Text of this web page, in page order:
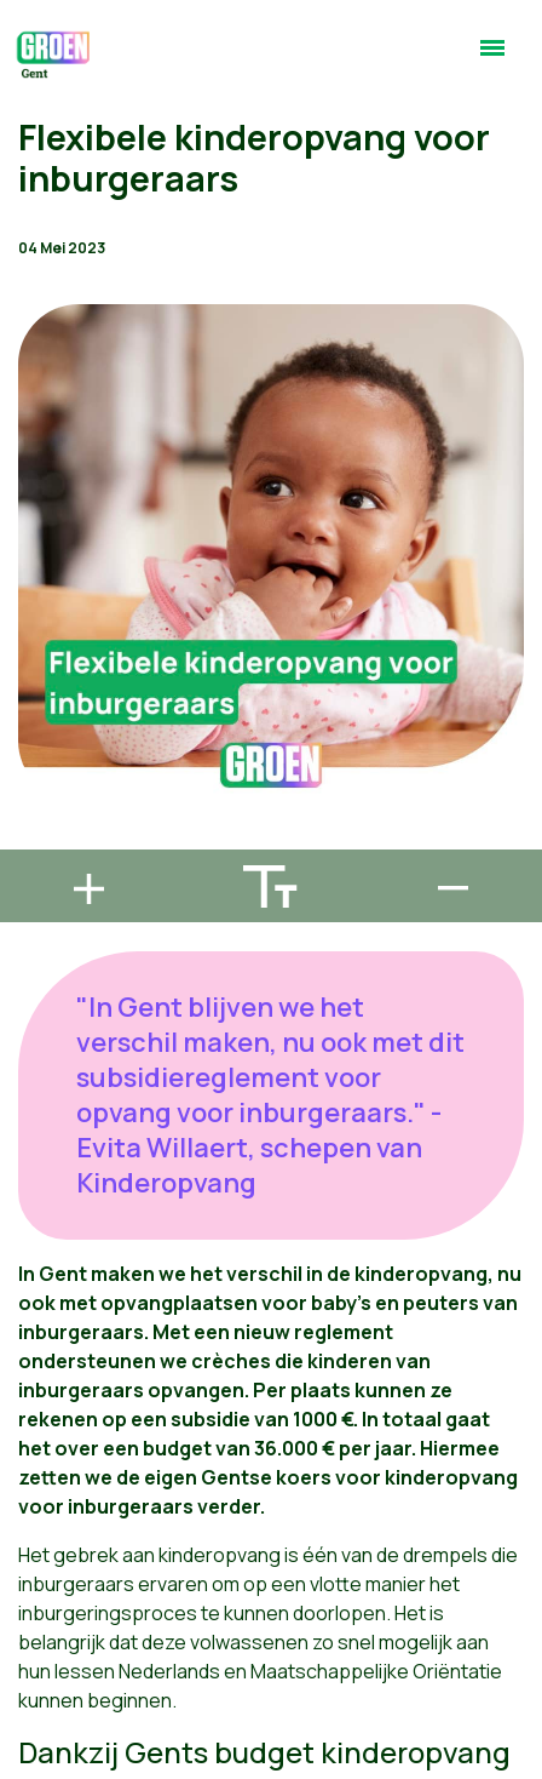
Flexibele kinderopvang voor
inburgeraars
04 Mei 2023
"In Gent blijven we het
verschil maken, nu ook met dit
subsidiereglement voor
opvang voor inburgeraars." -
Evita Willaert, schepen van
Kinderopvang
In Gent maken we het verschil in de kinderopvang, nu
ook met opvangplaatsen voor baby’s en peuters van
inburgeraars. Met een nieuw reglement
ondersteunen we crèches die kinderen van
inburgeraars opvangen. Per plaats kunnen ze
rekenen op een subsidie van 1000 €. In totaal gaat
het over een budget van 36.000 € per jaar. Hiermee
zetten we de eigen Gentse koers voor kinderopvang
voor inburgeraars verder.
Het gebrek aan kinderopvang is één van de drempels die
inburgeraars ervaren om op een vlotte manier het
inburgeringsproces te kunnen doorlopen. Het is
belangrijk dat deze volwassenen zo snel mogelijk aan
hun lessen Nederlands en Maatschappelijke Oriëntatie
kunnen beginnen.
Dankzij Gents budget kinderopvang